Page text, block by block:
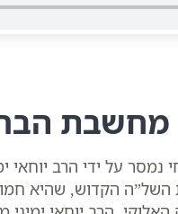
מחשבת
נמסר על ידי הרב
הקדוש, שהיא